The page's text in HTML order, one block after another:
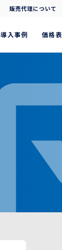
導入事例 価格表
販売代理について